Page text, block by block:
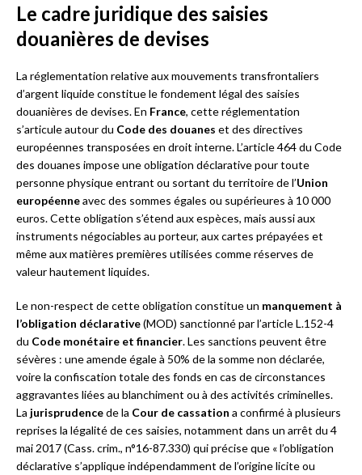
Le cadre juridique des saisies
douanières de devises
La réglementation relative aux mouvements transfrontaliers
d’argent liquide constitue le fondement légal des saisies
douanières de devises. En France, cette réglementation
s’articule autour du Code des douanes et des directives
européennes transposées en droit interne. L’article 464 du Code
des douanes impose une obligation déclarative pour toute
personne physique entrant ou sortant du territoire de l’Union
européenneavec des sommes égales ou supérieures à 10 000
euros. Cette obligation s’étend aux espèces, mais aussi aux
instruments négociables au porteur, aux cartes prépayées et
même aux matières premières utilisées comme réserves de
valeur hautement liquides.
Le non-respect de cette obligation constitue un manquement à
l’obligation déclarative(MOD) sanctionné par l’article L.152-4
du Code monétaire et financier. Les sanctions peuvent être
sévères : une amende égale à 50% de la somme non déclarée,
voire la confiscation totale des fonds en cas de circonstances
aggravantes liées au blanchiment ou à des activités criminelles.
La jurisprudencede la Cour de cassation a confirmé à plusieurs
reprises la légalité de ces saisies, notamment dans un arrêt du 4
mai 2017 (Cass. crim., n°16-87.330) qui précise que « l’obligation
déclarative s’applique indépendamment de l’origine licite ou